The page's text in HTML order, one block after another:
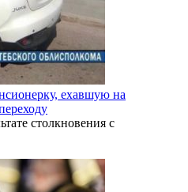
ехавшую на
столкновения с